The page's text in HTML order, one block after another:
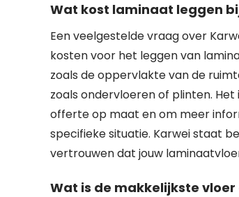
Wat kost laminaat leggen
Een veelgestelde vraag over
kosten voor het leggen van
zoals de oppervlakte van de
zoals ondervloeren of plinten.
offerte op maat en om meer
specifieke situatie. Karwei staat
vertrouwen dat jouw
Wat is de makkelijkste